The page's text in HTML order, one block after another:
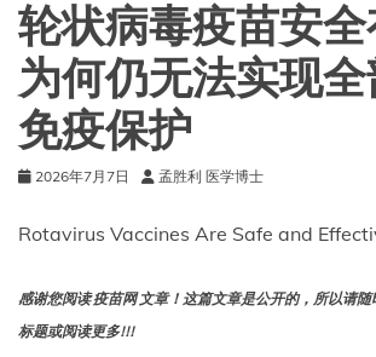
轮状病毒疫苗安全
为何仍无法实现
免疫保护
2026年7月7日 孟胜利 医学博士
Rotavirus Vaccines Are Safe and
感谢您阅读 疫苗网 文章！这篇文章是公开的，所以请
标题或阅读更多!!!